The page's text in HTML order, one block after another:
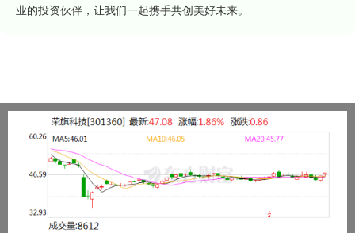
业的投资伙伴，让我们一起携手共创美好未来。